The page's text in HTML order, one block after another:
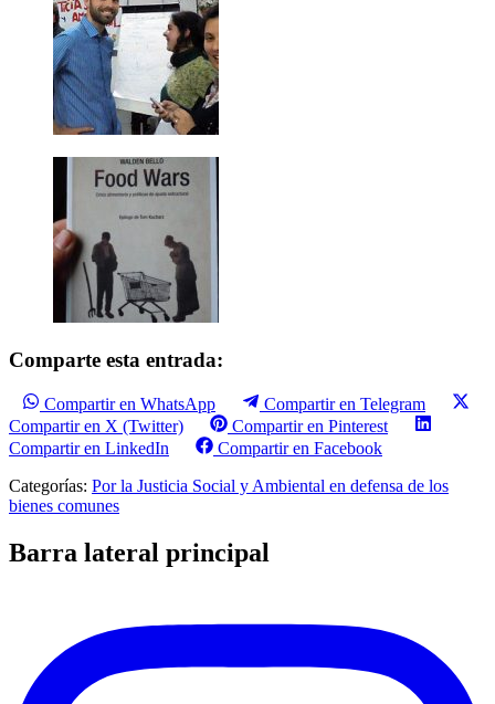
Comparte esta entrada:
Compartir en WhatsApp
Compartir en Telegram
Compartir en X (Twitter)
Compartir en Pinterest
Compartir en LinkedIn
Compartir en Facebook
Categorías: Por la Justicia Social y Ambiental en defensa de los
bienes comunes
Barra lateral principal